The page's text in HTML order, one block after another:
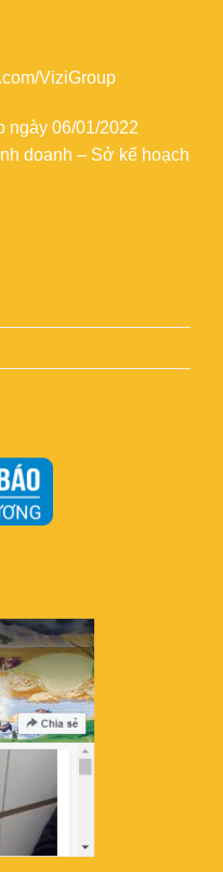
ViziGroup
ngày 06/01/2022
doanh – Sở kế hoạch